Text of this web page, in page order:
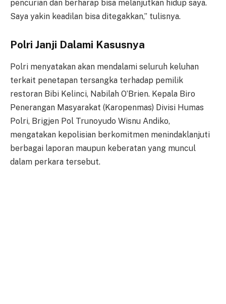
pencurian dan berharap bisa melanjutkan hidup saya.
Saya yakin keadilan bisa ditegakkan,” tulisnya.
Polri Janji Dalami Kasusnya
Polri menyatakan akan mendalami seluruh keluhan
terkait penetapan tersangka terhadap pemilik
restoran Bibi Kelinci, Nabilah O’Brien. Kepala Biro
Penerangan Masyarakat (Karopenmas) Divisi Humas
Polri, Brigjen Pol Trunoyudo Wisnu Andiko,
mengatakan kepolisian berkomitmen menindaklanjuti
berbagai laporan maupun keberatan yang muncul
dalam perkara tersebut.